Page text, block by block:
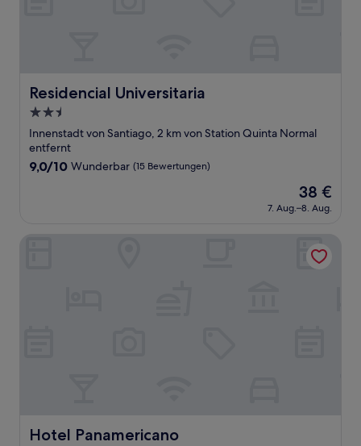
Residencial Universitaria
Residencial Universitaria
2.5-
Sterne-
Unterkunft
Innenstadt von Santiago, 2 km von Station Quinta Normal
entfernt
9.0
Bewertungen)
9,0/10 Wunderbar (15 Bewertungen)
Der
Preis
beträgt
38 €
7. Aug.–8. Aug.
Hotel Panamericano
Hotel Panamericano